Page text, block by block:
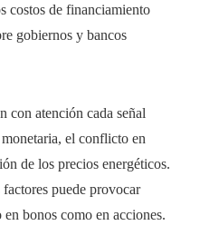
costos de financiamiento
gobiernos y bancos
con atención cada señal
el conflicto en
de los precios energéticos.
puede provocar
bonos como en acciones.